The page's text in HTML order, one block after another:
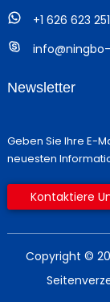
+1 626 623
Newsletter
Geben Sie Ihre E-
neuesten
Kontaktiere
Copyright ©